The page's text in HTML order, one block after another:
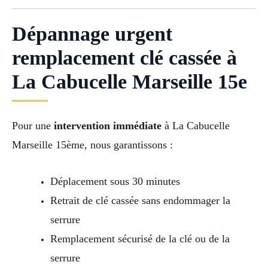
Dépannage urgent
remplacement clé cassée à
La Cabucelle Marseille 15e
Pour une intervention immédiate à La Cabucelle
Marseille 15ème, nous garantissons :
Déplacement sous 30 minutes
Retrait de clé cassée sans endommager la
serrure
Remplacement sécurisé de la clé ou de la
serrure